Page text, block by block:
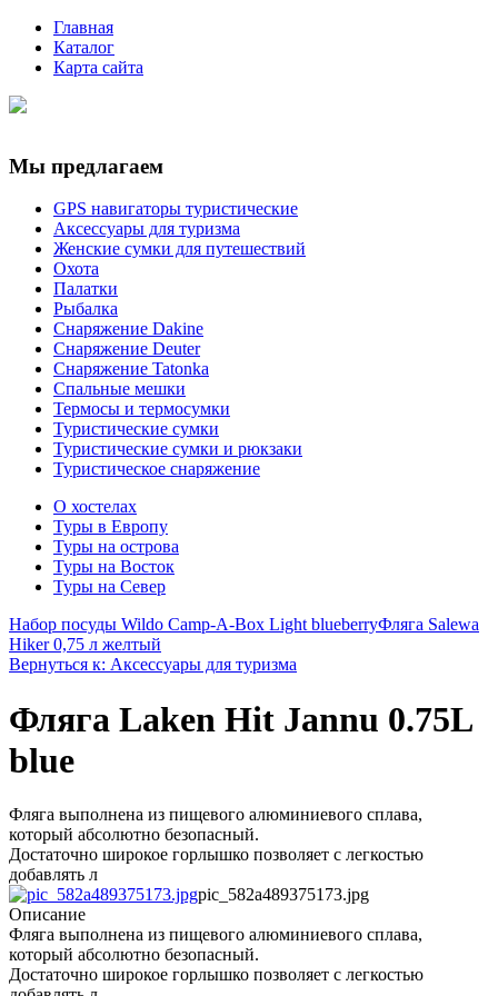
Главная
Каталог
Карта сайта
Мы предлагаем
GPS навигаторы туристические
Аксессуары для туризма
Женские сумки для путешествий
Охота
Палатки
Рыбалка
Снаряжение Dakine
Снаряжение Deuter
Снаряжение Tatonka
Спальные мешки
Термосы и термосумки
Туристические сумки
Туристические сумки и рюкзаки
Туристическое снаряжение
О хостелах
Туры в Европу
Туры на острова
Туры на Восток
Туры на Север
Набор посуды Wildo Camp-A-Box Light blueberryФляга Salewa
Hiker 0,75 л желтый
Вернуться к: Аксессуары для туризма
Фляга Laken Hit Jannu 0.75L
blue
Фляга выполнена из пищевого алюминиевого сплава,
который абсолютно безопасный.
Достаточно широкое горлышко позволяет с легкостью
добавлять л
pic_582a489375173.jpg
Описание
Фляга выполнена из пищевого алюминиевого сплава,
который абсолютно безопасный.
Достаточно широкое горлышко позволяет с легкостью